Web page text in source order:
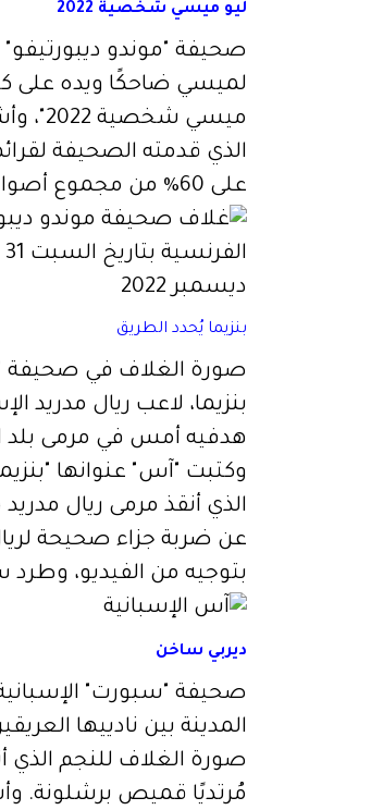
ليو ميسي شخصية 2022
صحيفة "موندو
لميسي ضاحكًا ويده على
ميسي
على 60% من مجموع أصوات القراء الذين أدلوا بآرائهم في ذلك الاستطلاع.
بنزيما يُحدد الطريق
صورة الغلاف في صحيفة
بنزيما، لاعب ريال مدريد
هدفيه أمس في مرمى بلد
وكتبت "آس" عنوانها
الذي أنقذ مرمى ريال
عن ضربة جزاء صحيحة
بتوجيه من الفيديو، وطرد
ديربي ساخن
صحيفة "سبورت" الإسبانية
المدينة بين نادييها
صورة الغلاف للنجم الذي
مُرتديًا قميص برشلونة.